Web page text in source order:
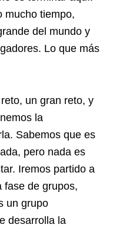
mucho tiempo,
del mundo y
Lo que más
un gran reto, y
la
Sabemos que es
pero nada es
Iremos partido a
fase de grupos,
un grupo
desarrolla la